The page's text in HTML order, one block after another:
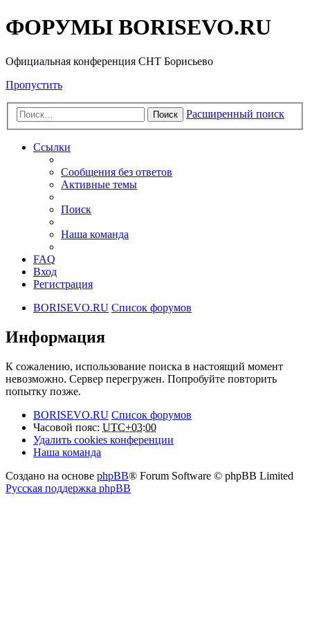
ФОРУМЫ BORISEVO.RU
Официальная конференция СНТ Борисьево
Пропустить
Поиск Расширенный поиск
Ссылки
Сообщения без ответов
Активные темы
Поиск
Наша команда
FAQ
Вход
Регистрация
BORISEVO.RU Список форумов
Информация
К сожалению, использование поиска в настоящий момент
невозможно. Сервер перегружен. Попробуйте повторить
попытку позже.
BORISEVO.RU Список форумов
Часовой пояс: UTC+03:00
Удалить cookies конференции
Наша команда
Создано на основе phpBB® Forum Software © phpBB Limited
Русская поддержка phpBB